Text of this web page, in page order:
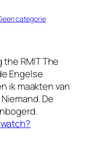
categorie
the RMITThe
Engelse
ik maakten van
De